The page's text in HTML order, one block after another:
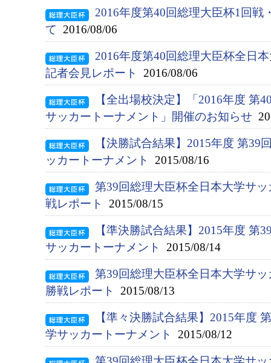
2016年度第40回総理大臣杯1回戦
て 2016/08/06
2016年度第40回総理大臣杯全日
記者会見レポート
2016/08/06
【全出場校決定】「2016年度 第
サッカートーナメント」開催のお知らせ
【決勝試合結果】2015年度 第39
ッカートーナメント
2015/08/16
第39回総理大臣杯全日本大学サ
戦レポート
2015/08/15
【準決勝試合結果】2015年度 第
サッカートーナメント
2015/08/14
第39回総理大臣杯全日本大学サ
勝戦レポート
2015/08/13
【準々決勝試合結果】2015年度
学サッカートーナメント
2015/08/12